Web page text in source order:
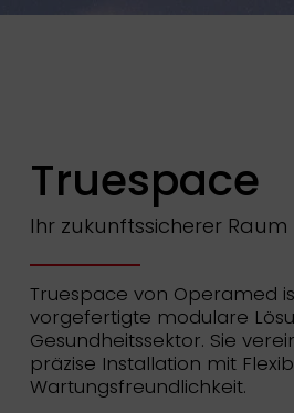
Truespace
Ihr zukunftssicherer Raum
Truespace von Operamed
vorgefertigte modulare
Gesundheitssektor. Sie
präzise Installation mit
Wartungsfreundlichkeit.